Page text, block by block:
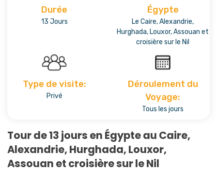
Durée
13 Jours
Égypte
Le Caire, Alexandrie,
Hurghada, Louxor, Assouan et
croisière sur le Nil
Type de visite:
Privé
Déroulement du
Voyage:
Tous les jours
Tour de 13 jours en Égypte au Caire,
Alexandrie, Hurghada, Louxor,
Assouan et croisière sur le Nil